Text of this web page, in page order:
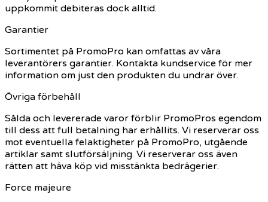
uppkommit debiteras dock alltid.
Garantier
Sortimentet på PromoPro kan omfattas av våra
leverantörers garantier. Kontakta kundservice för mer
information om just den produkten du undrar över.
Övriga förbehåll
Sålda och levererade varor förblir PromoPros egendom
till dess att full betalning har erhållits. Vi reserverar oss
mot eventuella felaktigheter på PromoPro, utgående
artiklar samt slutförsäljning. Vi reserverar oss även
rätten att häva köp vid misstänkta bedrägerier.
Force majeure